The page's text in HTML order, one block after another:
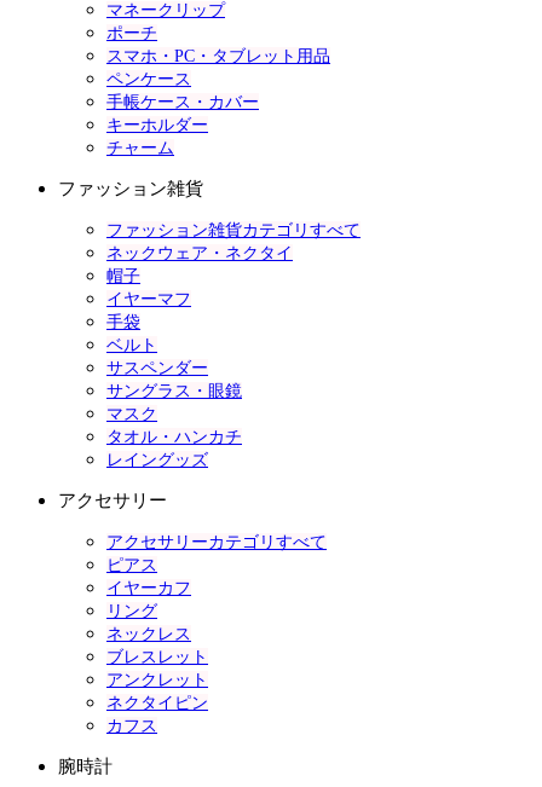
マネークリップ
ポーチ
スマホ・PC・タブレット用品
ペンケース
手帳ケース・カバー
キーホルダー
チャーム
ファッション雑貨
ファッション雑貨カテゴリすべて
ネックウェア・ネクタイ
帽子
イヤーマフ
手袋
ベルト
サスペンダー
サングラス・眼鏡
マスク
タオル・ハンカチ
レイングッズ
アクセサリー
アクセサリーカテゴリすべて
ピアス
イヤーカフ
リング
ネックレス
ブレスレット
アンクレット
ネクタイピン
カフス
腕時計